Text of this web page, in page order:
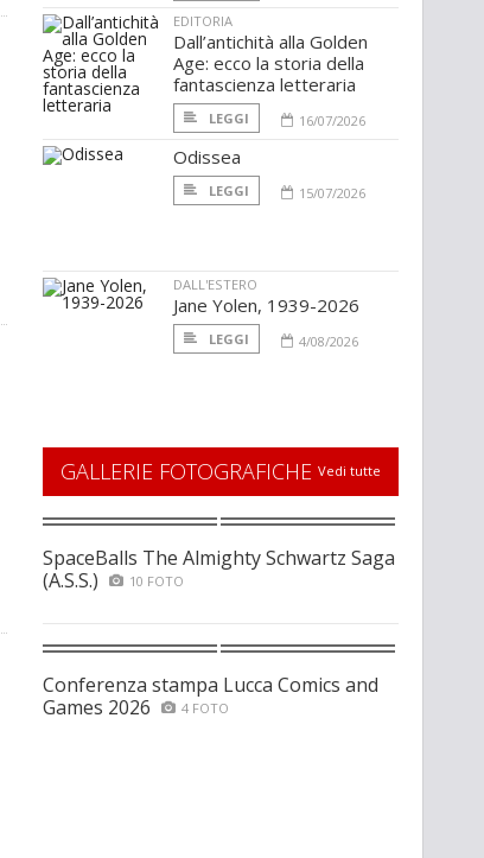
EDITORIA
Dall’antichità alla Golden
Age: ecco la storia della
fantascienza letteraria
LEGGI 16/07/2026
Odissea
LEGGI 15/07/2026
DALL'ESTERO
Jane Yolen, 1939-2026
LEGGI 4/08/2026
GALLERIE FOTOGRAFICHE Vedi tutte
SpaceBalls The Almighty Schwartz Saga
(A.S.S.)
10 FOTO
Conferenza stampa Lucca Comics and
Games 2026
4 FOTO